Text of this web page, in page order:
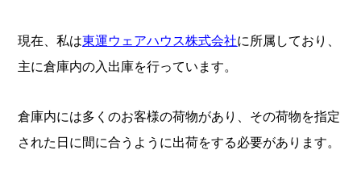
現在、私は東運ウェアハウス株式会社に所属しており、
主に倉庫内の入出庫を行っています。
倉庫内には多くのお客様の荷物があり、その荷物を指定
された日に間に合うように出荷をする必要があります。